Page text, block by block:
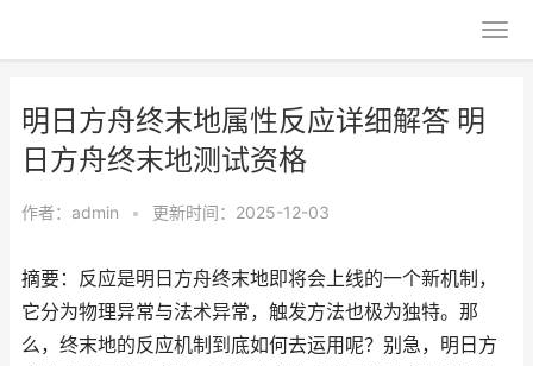
明日方舟终末地属性反应详细解答 明
日方舟终末地测试资格
作者： admin • 更新时间：2025-12-03
摘要：反应是明日方舟终末地即将会上线的一个新机制，
它分为物理异常与法术异常，触发方法也极为独特。那
么，终末地的反应机制到底如何去运用呢？别急，明日方